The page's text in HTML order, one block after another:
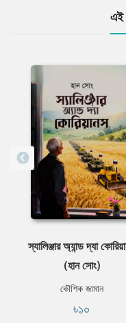
এই
স্যালিঞ্জার অ্যান্ড দ্যা
(হান সোং)
কৌশিক জামান
৳১০